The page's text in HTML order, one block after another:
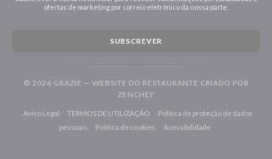
ofertas de marketing por correio eletrónico da nossa parte.
SUBSCREVER
© 2026 GRAZIE — WEBSITE DO RESTAURANTE CRIADO POR
ZENCHEF
Aviso Legal((abre numa nova janela))
TERMOS DE UTILIZAÇÃO((abre numa nova janela))
Política de proteção de dados
pessoais((abre numa nova janela))
Política de cookies((abre numa nova janela))
Acessibilidade((abre numa nova